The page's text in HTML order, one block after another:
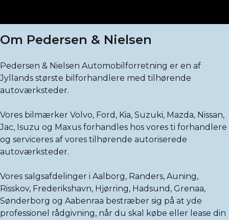
Om Pedersen & Nielsen
Pedersen & Nielsen Automobilforretning er en af
Jyllands største bilforhandlere med tilhørende
autoværksteder.
Vores bilmærker Volvo, Ford, Kia, Suzuki, Mazda, Nissan,
Jac, Isuzu og Maxus forhandles hos vores ti forhandlere
og serviceres af vores tilhørende autoriserede
autoværksteder.
Vores salgsafdelinger i Aalborg, Randers, Auning,
Risskov, Frederikshavn, Hjørring, Hadsund, Grenaa,
Sønderborg og Aabenraa bestræber sig på at yde
professionel rådgivning, når du skal købe eller lease din